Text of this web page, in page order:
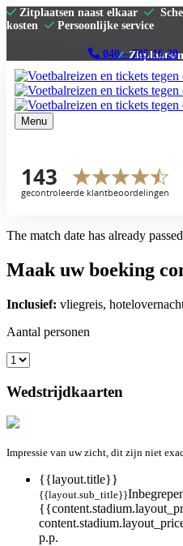
Zitplaatsen naast elkaar
kosten
Persoonlijke service
040 – 785 16 20
Menu
La Liga
Serie A
Contact
The match date has already
Maak uw boeking
Inclusief: vliegreis,
Aantal personen
Wedstrijdkaarten
Impressie van uw zicht, dit zijn niet
{{layout.title}}
{{layout.sub_title}}
p.p.